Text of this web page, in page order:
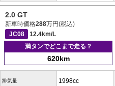
2.0 GT
新車時価格288万円(税込)
JC08
12.4km/L
満タンでどこまで走る？
620km
排気量 1998cc